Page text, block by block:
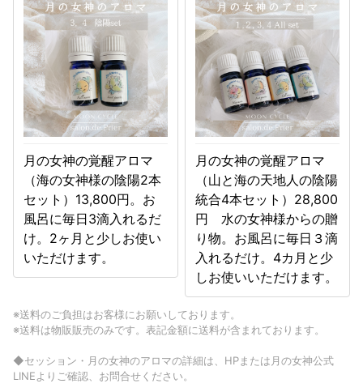
月の女神の覚醒アロマ
（海の女神様の陰陽2本
セット）13,800円。お
風呂に毎日3滴入れるだ
け。2ヶ月と少しお使い
いただけます。
月の女神の覚醒アロマ
（山と海の天地人の陰陽
統合4本セット）28,800
円 水の女神様からの贈
り物。お風呂に毎日３滴
入れるだけ。4カ月と少
しお使いいただけます。
※送料のご負担はお客様にお願いしております。
※送料は物販販売のみです。表記金額に送料が含まれております。
◆セッション・月の女神のアロマの詳細は、HPまたは月の女神公式
LINEよりご確認、お問合せください。